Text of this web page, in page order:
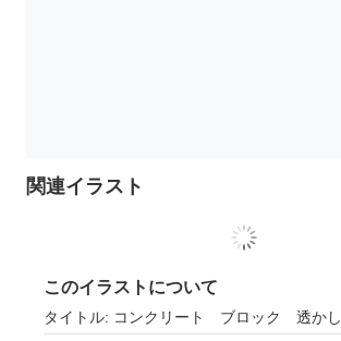
関連イラスト
このイラストについて
タイトル: コンクリート ブロック 透かし